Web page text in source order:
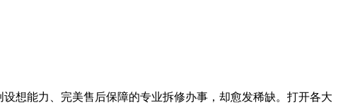
能力、完美售后保障的专业拆修办事，却愈发稀缺。打开各大